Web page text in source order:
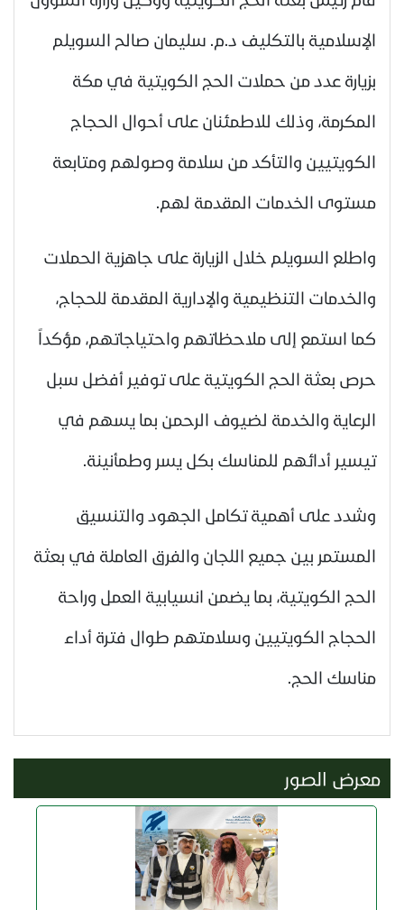
الإسلامية بالتكليف د.م. سليمان صالح السويلم
بزيارة عدد من حملات الحج الكويتية في مكة
المكرمة، وذلك للاطمئنان على أحوال الحجاج
الكويتيين والتأكد من سلامة وصولهم ومتابعة
مستوى الخدمات المقدمة لهم.
واطلع السويلم خلال الزيارة على جاهزية الحملات
والخدمات التنظيمية والإدارية المقدمة للحجاج،
كما استمع إلى ملاحظاتهم واحتياجاتهم، مؤكداً
حرص بعثة الحج الكويتية على توفير أفضل سبل
الرعاية والخدمة لضيوف الرحمن بما يسهم في
تيسير أدائهم للمناسك بكل يسر وطمأنينة.
وشدد على أهمية تكامل الجهود والتنسيق
المستمر بين جميع اللجان والفرق العاملة في بعثة
الحج الكويتية، بما يضمن انسيابية العمل وراحة
الحجاج الكويتيين وسلامتهم طوال فترة أداء
مناسك الحج.
معرض الصور